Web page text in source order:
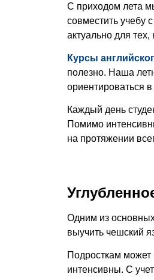
С приходом лета
совместить учебу
актуально для тех,
Курсы
полезно. Наша
ориентироваться
Каждый день
Помимо
на протяжении
Одним из
выучить чешский
Подросткам может
интенсивны. С